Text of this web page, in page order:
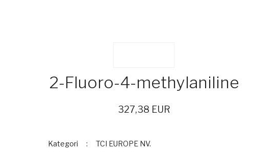
2-Fluoro-4-methylaniline
327,38 EUR
Kategori
TCI EUROPE NV.